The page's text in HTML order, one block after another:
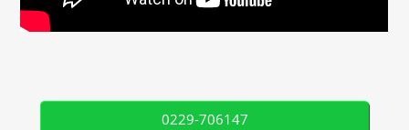
0229-706147